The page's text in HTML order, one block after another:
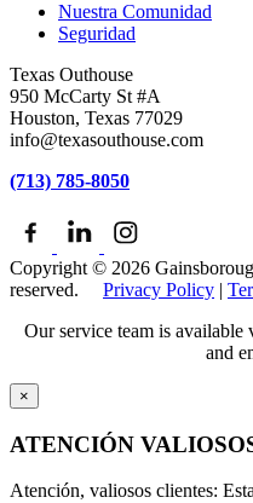
Nuestra Comunidad
Seguridad
Texas Outhouse
950 McCarty St #A
Houston, Texas 77029
info@texasouthouse.com
(713) 785-8050
Copyright © 2026
reserved.
Privacy Policy |
Our service team is
and
×
ATENCIÓN
Atención, valiosos clientes: